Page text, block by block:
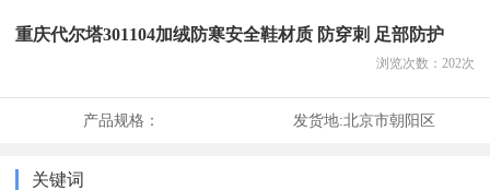
重庆代尔塔301104加绒防寒安全鞋材质 防穿刺 足部防护
浏览次数： 202次
产品规格： 发货地:北京市朝阳区
关键词